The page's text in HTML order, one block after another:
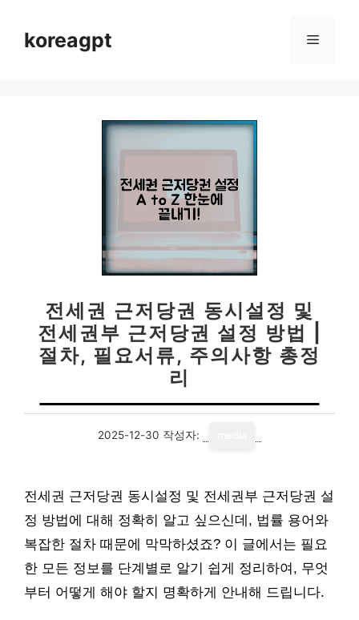
koreagpt 메
전세권 근저당권 동시설정 및
전세권부 근저당권 설정 방법 |
절차, 필요서류, 주의사항 총정
리
2025-12-30 작성자:
전세권 근저당권 동시설정 및 전세권부 근저당권 설
정 방법에 대해 정확히 알고 싶으신데, 법률 용어와
복잡한 절차 때문에 막막하셨죠? 이 글에서는 필요
한 모든 정보를 단계별로 알기 쉽게 정리하여, 무엇
부터 어떻게 해야 할지 명확하게 안내해 드립니다.